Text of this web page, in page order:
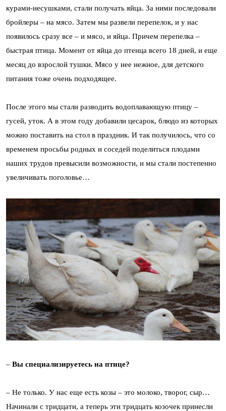
курами-несушками, стали получать яйца. За ними последовали
бройлеры – на мясо. Затем мы развели перепелок, и у нас
появилось сразу все – и мясо, и яйца. Причем перепелка –
быстрая птица. Момент от яйца до птенца всего 18 дней, и еще
месяц до взрослой тушки. Мясо у нее нежное, для детского
питания тоже очень подходящее.
После этого мы стали разводить водоплавающую птицу –
гусей, уток. А в этом году добавили цесарок, блюдо из которых
можно поставить на стол в праздник. И так получилось, что со
временем просьбы родных и соседей поделиться плодами
наших трудов превысили возможности, и мы стали постепенно
увеличивать поголовье…
– Вы специализируетесь на птице?
– Не только. У нас еще есть козы – это молоко, творог, сыр…
Начинали с тридцати, а теперь эти тридцать козочек принесли